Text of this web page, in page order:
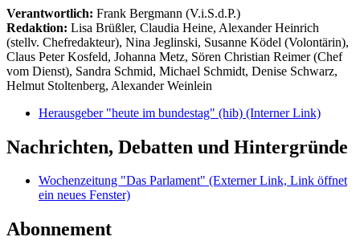
Verantwortlich: Frank Bergmann (V.i.S.d.P.)
Redaktion: Lisa Brüßler, Claudia Heine, Alexander Heinrich
(stellv. Chefredakteur), Nina Jeglinski, Susanne Ködel (Volontärin),
Claus Peter Kosfeld, Johanna Metz, Sören Christian Reimer (Chef
vom Dienst), Sandra Schmid, Michael Schmidt, Denise Schwarz,
Helmut Stoltenberg, Alexander Weinlein
Herausgeber "heute im bundestag" (hib) (Interner Link)
Nachrichten, Debatten und Hintergründe
Wochenzeitung "Das Parlament" (Externer Link, Link öffnet
ein neues Fenster)
Abonnement